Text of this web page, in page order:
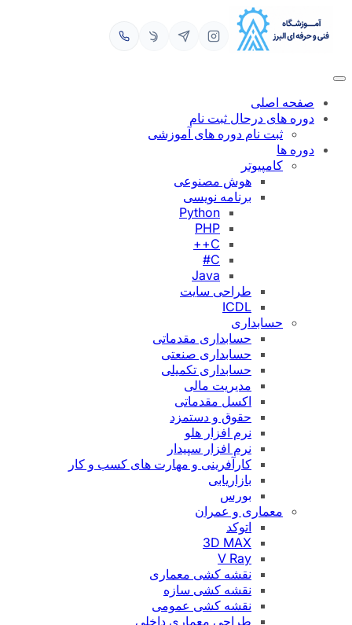
محتوا
صفحه اصلی
دوره های درحال ثبت نام
ثبت نام دوره های آموزشی
دوره ها
کامپیوتر
هوش مصنوعی
برنامه نویسی
Python
PHP
C++
C#
Java
طراحی سایت
ICDL
حسابداری
حسابداری مقدماتی
حسابداری صنعتی
حسابداری تکمیلی
مدیریت مالی
اکسل مقدماتی
حقوق و دستمزد
نرم افزار هلو
نرم افزار سپیدار
کارآفرینی و مهارت های کسب و کار
بازاریابی
بورس
معماری و عمران
اتوکد
3D MAX
V Ray
نقشه کشی معماری
نقشه کشی سازه
نقشه کشی عمومی
طراحی معماری داخلی